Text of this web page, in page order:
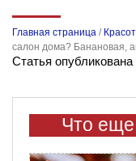
Главная страница /
салон дома? Банановая,
Статья опубликована
Что еще